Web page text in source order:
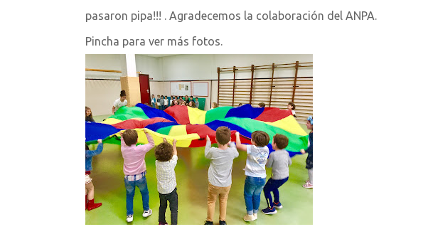
pasaron pipa!!! . Agradecemos la colaboración del ANPA.
Pincha para ver más fotos.